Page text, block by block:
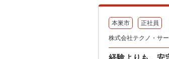
本巣市 正社員
株式会社テクノ・サ